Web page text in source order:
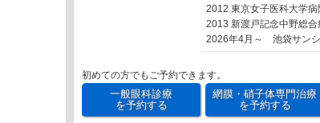
2012 東京女子医科大学
2013 新渡戸記念中野総合
2026年4月～ 池袋サン
初めての方でもご予約できます。
一般眼科診療
を予約する
網膜・硝子体専門治療
を予約する